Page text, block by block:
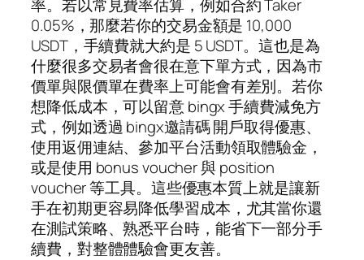
率。若以常見費率估算，例如合約 Taker
0.05%，那麼若你的交易金額是 10,000
USDT，手續費就大約是 5 USDT。這也是為
什麼很多交易者會很在意下單方式，因為市
價單與限價單在費率上可能會有差別。若你
想降低成本，可以留意 bingx 手續費減免方
式，例如透過 bingx邀請碼 開戶取得優惠、
使用返佣連結、參加平台活動領取體驗金，
或是使用 bonus voucher 與 position
voucher 等工具。這些優惠本質上就是讓新
手在初期更容易降低學習成本，尤其當你還
在測試策略、熟悉平台時，能省下一部分手
續費，對整體體驗會更友善。